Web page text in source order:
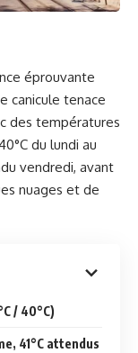
éprouvante
canicule tenace
des températures
du lundi au
vendredi, avant
nuages et de
/ 40°C)
41°C attendus